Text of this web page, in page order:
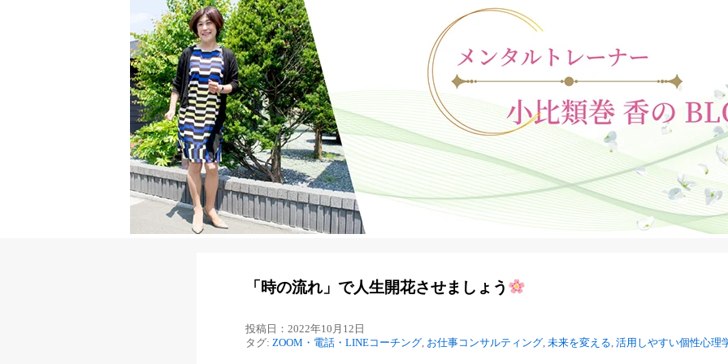
「時の流れ」で人生開花させましょう
投稿日：2022年10月12日
タグ: ZOOM・電話・LINEコーチング, お仕事コンサルティング, 未来を変える, 活用しやすい個性心理